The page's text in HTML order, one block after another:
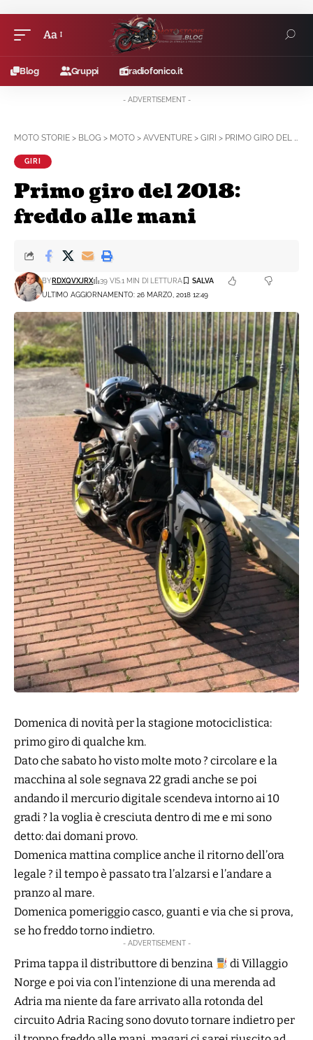
Aa
Blog Gruppi radiofonico.it
- ADVERTISEMENT -
MOTO STORIE > BLOG > MOTO > AVVENTURE > GIRI > PRIMO GIRO DEL 2018: FREDDO ALLE MANI
GIRI
Primo giro del 2018:
freddo alle mani
ULTIMO AGGIORNAMENTO: 26 MARZO, 2018 12:49
BY RDXQVXJRX 39 VIS.1 MIN DI LETTURA
Domenica di novità per la stagione motociclistica:
primo giro di qualche km.
Dato che sabato ho visto molte moto ? circolare e la
macchina al sole segnava 22 gradi anche se poi
andando il mercurio digitale scendeva intorno ai 10
gradi ?️ la voglia è cresciuta dentro di me e mi sono
detto: dai domani provo.
Domenica mattina complice anche il ritorno dell’ora
legale ?️ il tempo è passato tra l’alzarsi e l’andare a
pranzo al mare.
Domenica pomeriggio casco, guanti e via che si prova,
se ho freddo torno indietro.
- ADVERTISEMENT -
Prima tappa il distributtore di benzina
di Villaggio
Norge e poi via con l’intenzione di una merenda ad
Adria ma niente da fare arrivato alla rotonda del
circuito Adria Racing sono dovuto tornare indietro per